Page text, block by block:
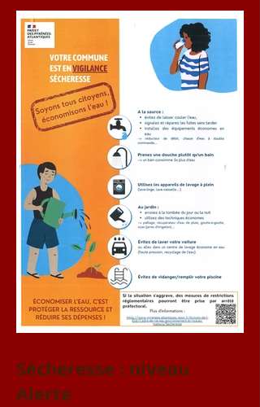
Sécheresse : niveau
Alerte